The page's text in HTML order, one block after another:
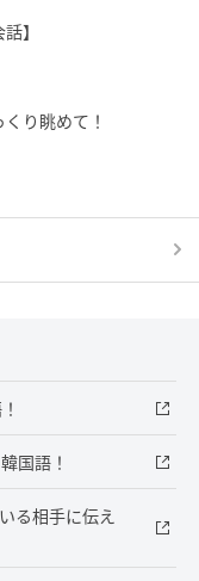
】
り眺めて！
国語！
る相手に伝え